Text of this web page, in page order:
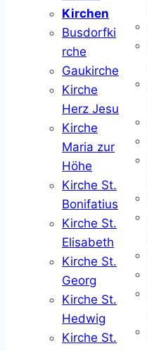
Kirchen
Busdorfki
rche
Gaukirche
Kirche
Herz Jesu
Kirche
Maria zur
Höhe
Kirche St.
Bonifatius
Kirche St.
Elisabeth
Kirche St.
Georg
Kirche St.
Hedwig
Kirche St.